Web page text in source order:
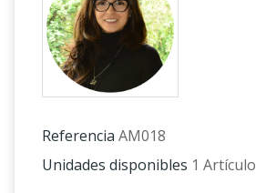
Referencia AM018
Unidades disponibles 1 Artículo